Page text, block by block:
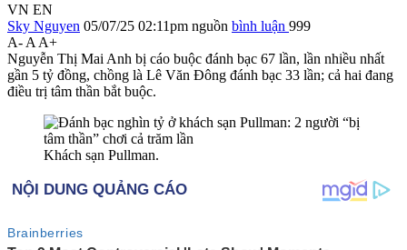
VN EN
Sky Nguyen 05/07/25 02:11pm nguồn bình luận 999
A- A A+
Nguyễn Thị Mai Anh bị cáo buộc đánh bạc 67 lần, lần nhiều nhất
gần 5 tỷ đồng, chồng là Lê Văn Đông đánh bạc 33 lần; cả hai đang
điều trị tâm thần bắt buộc.
Khách sạn Pullman.